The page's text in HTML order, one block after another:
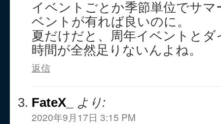
イベントごとか季節単位でサ
ベントが有れば良いのに。
夏だけだと、周年イベントと
時間が全然足りないんよね。
返信
FateX_ より:
2020年9月17日 3:15 PM